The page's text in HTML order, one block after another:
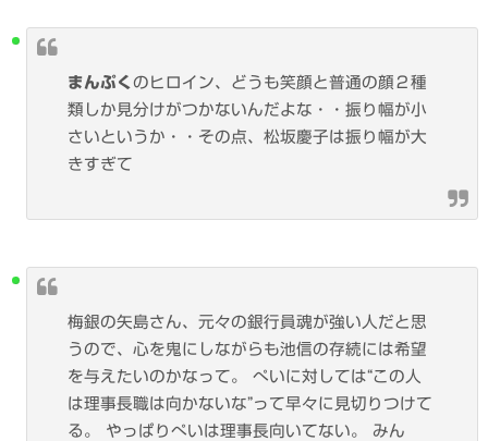
まんぷく のヒロイン、どうも笑顔と普通の顔２種
類しか見分けがつかないんだよな・・振り幅が小
さいというか・・その点、松坂慶子は振り幅が大
きすぎて
梅銀の矢島さん、元々の銀行員魂が強い人だと思
うので、心を鬼にしながらも池信の存続には希望
を与えたいのかなって。 ぺいに対しては“この人
は理事長職は向かないな”って早々に見切りつけて
る。 やっぱりぺいは理事長向いてない。 みん